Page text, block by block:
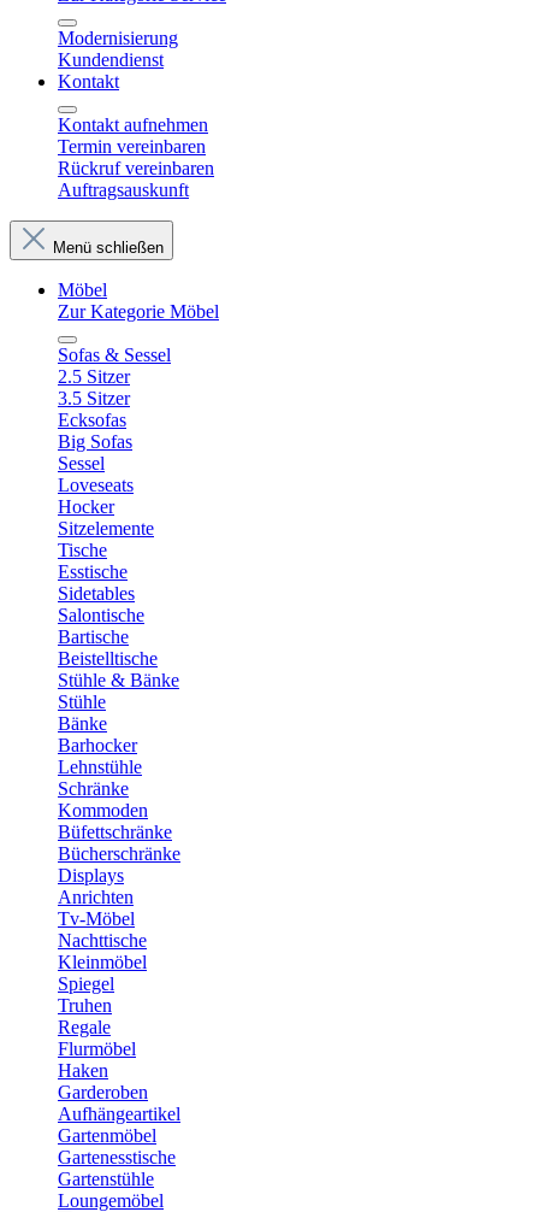
Modernisierung
Kundendienst
Kontakt
Kontakt aufnehmen
Termin vereinbaren
Rückruf vereinbaren
Auftragsauskunft
Menü schließen
Möbel
Zur Kategorie Möbel
Sofas & Sessel
2.5 Sitzer
3.5 Sitzer
Ecksofas
Big Sofas
Sessel
Loveseats
Hocker
Sitzelemente
Tische
Esstische
Sidetables
Salontische
Bartische
Beistelltische
Stühle & Bänke
Stühle
Bänke
Barhocker
Lehnstühle
Schränke
Kommoden
Büfettschränke
Bücherschränke
Displays
Anrichten
Tv-Möbel
Nachttische
Kleinmöbel
Spiegel
Truhen
Regale
Flurmöbel
Haken
Garderoben
Aufhängeartikel
Gartenmöbel
Gartenesstische
Gartenstühle
Loungemöbel